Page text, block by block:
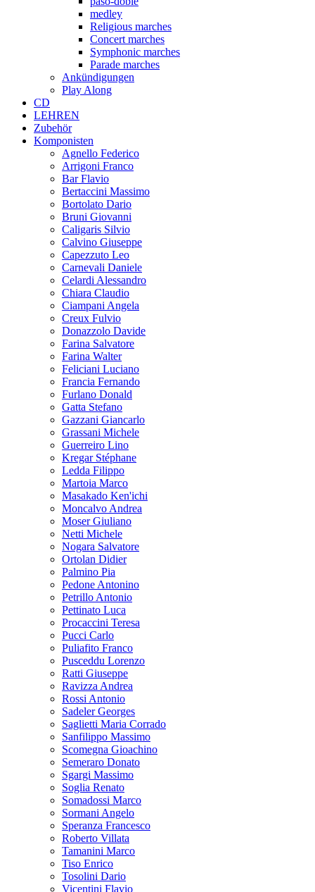
medley
Religious marches
Concert marches
Symphonic marches
Parade marches
Ankündigungen
Play Along
CD
LEHREN
Zubehör
Komponisten
Agnello Federico
Arrigoni Franco
Bar Flavio
Bertaccini Massimo
Bortolato Dario
Bruni Giovanni
Caligaris Silvio
Calvino Giuseppe
Capezzuto Leo
Carnevali Daniele
Celardi Alessandro
Chiara Claudio
Ciampani Angela
Creux Fulvio
Donazzolo Davide
Farina Salvatore
Farina Walter
Feliciani Luciano
Francia Fernando
Furlano Donald
Gatta Stefano
Gazzani Giancarlo
Grassani Michele
Guerreiro Lino
Kregar Stéphane
Ledda Filippo
Martoia Marco
Masakado Ken'ichi
Moncalvo Andrea
Moser Giuliano
Netti Michele
Nogara Salvatore
Ortolan Didier
Palmino Pia
Pedone Antonino
Petrillo Antonio
Pettinato Luca
Procaccini Teresa
Pucci Carlo
Puliafito Franco
Pusceddu Lorenzo
Ratti Giuseppe
Ravizza Andrea
Rossi Antonio
Sadeler Georges
Saglietti Maria Corrado
Sanfilippo Massimo
Scomegna Gioachino
Semeraro Donato
Sgargi Massimo
Soglia Renato
Somadossi Marco
Sormani Angelo
Speranza Francesco
Roberto Villata
Tamanini Marco
Tiso Enrico
Tosolini Dario
Vicentini Flavio